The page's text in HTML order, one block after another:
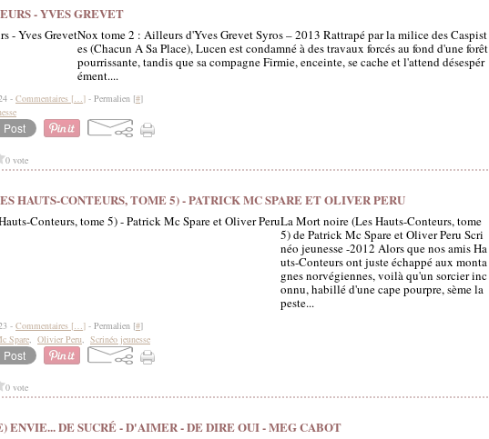
- YVES GREVET
Nox tome 2 : Ailleurs d'Yves Grevet Syros – 2013 Rattrapé par la milice des Caspist
es (Chacun A Sa Place), Lucen est condamné à des travaux forcés au fond d'une forêt
pourrissante, tandis que sa compagne Firmie, enceinte, se cache et l'attend désespér
ément....
- Commentaires […] - Permalien [#]
0 vote
HAUTS-CONTEURS, TOME 5) - PATRICK MC SPARE ET OLIVER PERU
La Mort noire (Les Hauts-Conteurs, tome
5) de Patrick Mc Spare et Oliver Peru Scri
néo jeunesse -2012 Alors que nos amis Ha
uts-Conteurs ont juste échappé aux monta
gnes norvégiennes, voilà qu'un sorcier inc
onnu, habillé d'une cape pourpre, sème la
peste...
- Commentaires […] - Permalien [#]
Spare, Olivier Peru, Scrinéo jeunesse
0 vote
ENVIE... DE SUCRÉ - D'AIMER - DE DIRE OUI - MEG CABOT